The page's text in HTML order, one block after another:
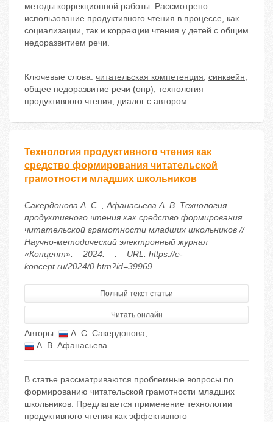
методы коррекционной работы. Рассмотрено
использование продуктивного чтения в процессе, как
социализации, так и коррекции чтения у детей с общим
недоразвитием речи.
Ключевые слова: читательская компетенция, синквейн,
общее недоразвитие речи (онр), технология
продуктивного чтения, диалог с автором
Технология продуктивного чтения как
средство формирования читательской
грамотности младших школьников
Сакердонова А. С. , Афанасьева А. В. Технология
продуктивного чтения как средство формирования
читательской грамотности младших школьников //
Научно-методический электронный журнал
«Концепт». – 2024. – . – URL: https://e-
koncept.ru/2024/0.htm?id=39969
Полный текст статьи
Читать онлайн
Авторы: А. С. Сакердонова,
А. В. Афанасьева
В статье рассматриваются проблемные вопросы по
формированию читательской грамотности младших
школьников. Предлагается применение технологии
продуктивного чтения как эффективного